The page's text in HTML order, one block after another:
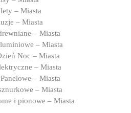
– Miasta
– Miasta
– Miasta
– Miasta
Noc – Miasta
– Miasta
– Miasta
– Miasta
i pionowe – Miasta